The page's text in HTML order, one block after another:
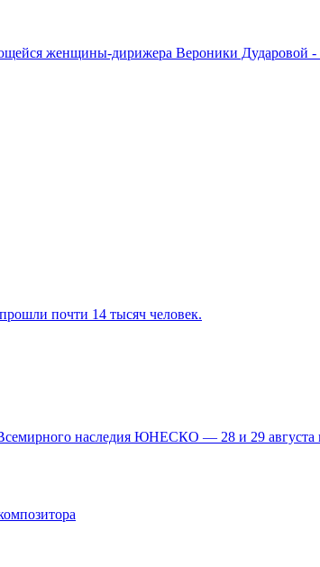
женщины-дирижера Вероники Дударовой -
почти 14 тысяч человек.
наследия ЮНЕСКО — 28 и 29 августа